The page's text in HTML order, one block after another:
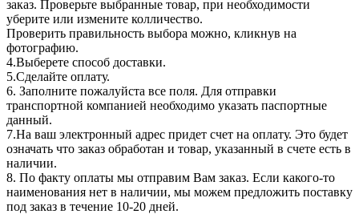
заказ. Проверьте выбранные товар, при необходимости
уберите или измените колличество.
Проверить правильность выбора можно, кликнув на
фотографию.
4.Выберете способ доставки.
5.Сделайте оплату.
6. Заполните пожалуйста все поля. Для отправки
транспортной компанией необходимо указать паспортные
данный.
7.На ваш электронный адрес придет счет на оплату. Это будет
означать что заказ обработан и товар, указанный в счете есть в
наличии.
8. По факту оплаты мы отправим Вам заказ. Если какого-то
наименования нет в наличии, мы можем предложить поставку
под заказ в течение 10-20 дней.